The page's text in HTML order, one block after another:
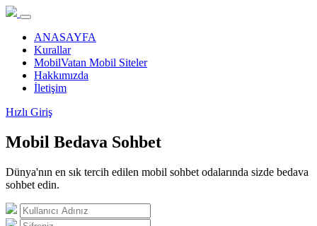
ANASAYFA
Kurallar
MobilVatan Mobil Siteler
Hakkımızda
İletişim
Hızlı Giriş
Mobil Bedava Sohbet
Dünya'nın en sık tercih edilen mobil sohbet odalarında sizde bedava
sohbet edin.